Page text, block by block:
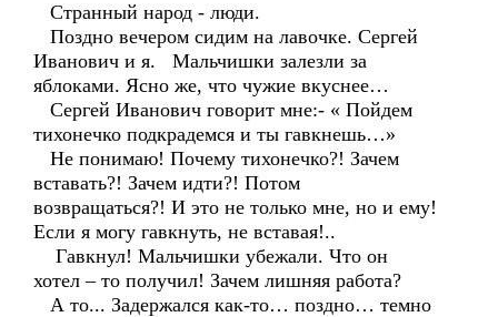
Странный народ - люди.
Поздно вечером сидим на лавочке. Сергей
Иванович и я. Мальчишки залезли за
яблоками. Ясно же, что чужие вкуснее…
Сергей Иванович говорит мне:- « Пойдем
тихонечко подкрадемся и ты гавкнешь…»
Не понимаю! Почему тихонечко?! Зачем
вставать?! Зачем идти?! Потом
возвращаться?! И это не только мне, но и ему!
Если я могу гавкнуть, не вставая!..
Гавкнул! Мальчишки убежали. Что он
хотел – то получил! Зачем лишняя работа?
А то... Задержался как-то… поздно… темно